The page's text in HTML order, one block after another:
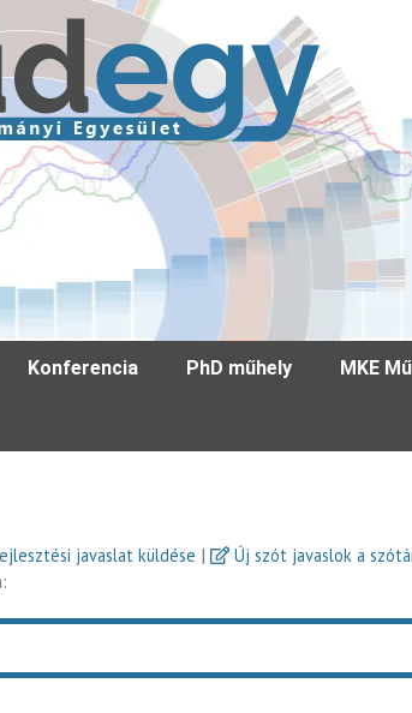
Konferencia PhD műhely MKE
javaslat küldése | Új szót javaslok a